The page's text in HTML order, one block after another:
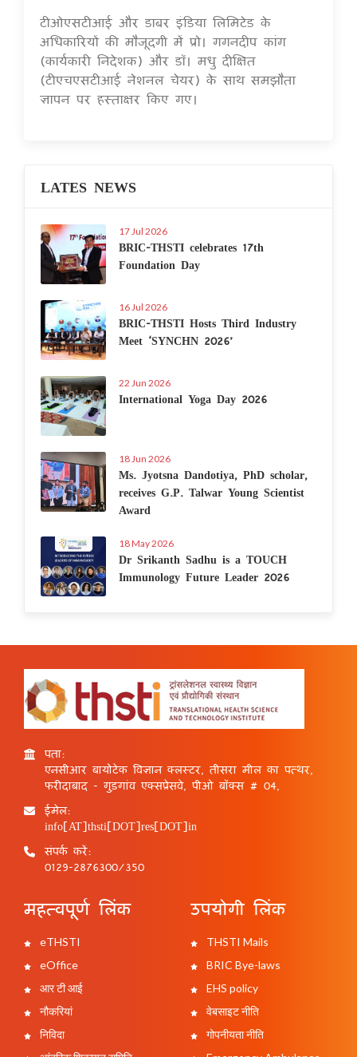
टीओएसटीआई और डाबर इंडिया लिमिटेड के
अधिकारियों की मौजूदगी में प्रो। गगनदीप कांग
(कार्यकारी निदेशक) और डॉ। मधु दीक्षित
(टीएचएसटीआई नेशनल चेयर) के साथ समझौता
ज्ञापन पर हस्ताक्षर किए गए।
LATES NEWS
17 Jul 2026
BRIC-THSTI celebrates 17th
Foundation Day
16 Jul 2026
BRIC-THSTI Hosts Third Industry
Meet ‘SYNCHN 2026’
22 Jun 2026
International Yoga Day 2026
18 Jun 2026
Ms. Jyotsna Dandotiya, PhD scholar,
receives G.P. Talwar Young Scientist
Award
18 May 2026
Dr Srikanth Sadhu is a TOUCH
Immunology Future Leader 2026
पता:
एनसीआर बायोटेक विज्ञान क्लस्टर, तीसरा मील का पत्थर,
फरीदाबाद - गुड़गांव एक्सप्रेसवे, पीओ बॉक्स # 04,
ईमेल:
info[AT]thsti[DOT]res[DOT]in
संपर्क करें:
0129-2876300/350
महत्वपूर्ण लिंक
eTHSTI
eOffice
आर टी आई
नौकरियां
निविदा
उपयोगी लिंक
THSTI Mails
BRIC Bye-laws
EHS policy
वेबसाइट नीति
गोपनीयता नीति